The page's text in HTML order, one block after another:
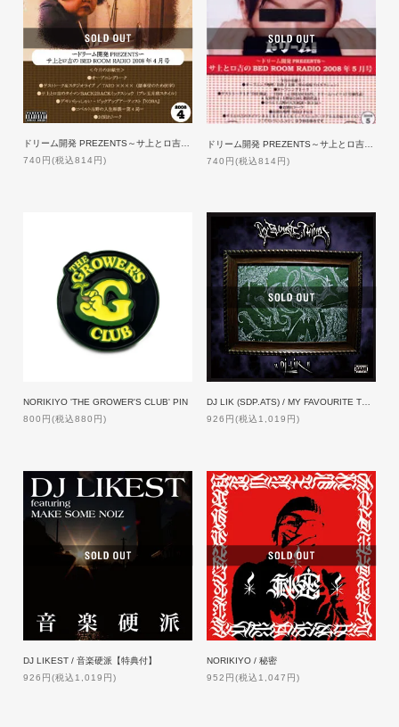
740円(税込814円)
740円(税込814円)
NORIKIYO 'THE GROWER'S CLUB' PIN
800円(税込880円)
DJ LIK (SDP.ATS) / MY FAVOURITE THINGS
926円(税込1,019円)
DJ LIKEST / 音楽硬派【特典付】
926円(税込1,019円)
NORIKIYO / 秘密
952円(税込1,047円)